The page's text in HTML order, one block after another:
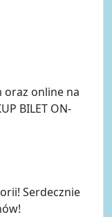
oraz online na
BILET ON-
Serdecznie